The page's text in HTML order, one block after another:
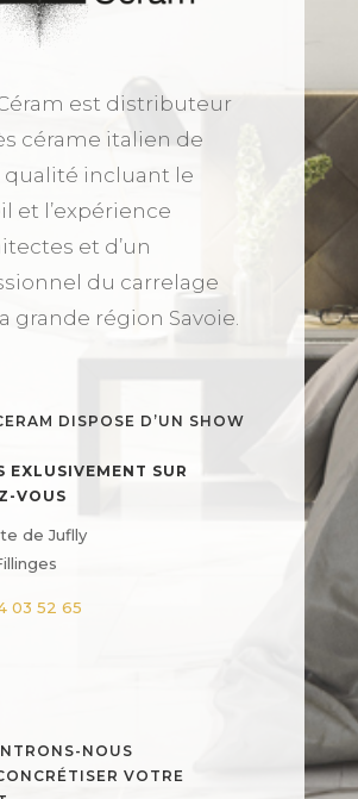
est distributeur
cérame italien de
qualité incluant le
et l’expérience
et d’un
du carrelage
grande région Savoie.
DISPOSE D’UN SHOW
EXLUSIVEMENT SUR
VOUS
de Juflly
03 52 65
NOUS
VOTRE